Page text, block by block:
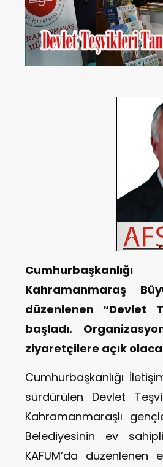
Kahramanmaraş
düzenlenen “Devlet
başladı.
ziyaretçilere açık
Cumhurbaşkanlığı
sürdürülen Devlet
Kahramanmaraşlı
Belediyesinin ev
KAFUM’da